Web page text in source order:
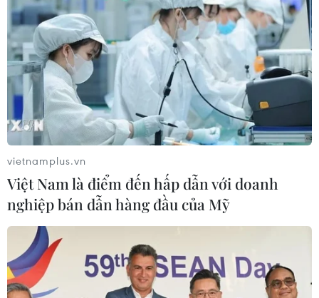
Syria đáp trả vụ tấn công bằng tên lửa của
Israel vào thủ đô Damascus
30/10/2021 11:50
Quân đội Syria cho biết vụ tấn công bằng tên lửa của
Israel vào các vị trí ở vùng nông thôn thủ đô Damascus
đã làm 2 binh sỹ bị thương và phá hủy một số nhà cửa.
vietnamplus.vn
Việt Nam là điểm đến hấp dẫn với doanh
nghiệp bán dẫn hàng đầu của Mỹ